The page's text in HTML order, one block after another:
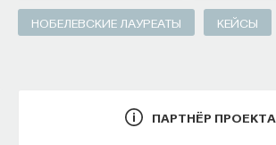
НОБЕЛЕВСКИЕ ЛАУРЕАТЫ КЕЙСЫ
ПАРТНЁР ПРОЕКТА